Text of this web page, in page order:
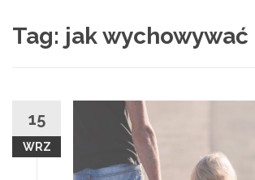
Tag: jak wychowywać
15
WRZ